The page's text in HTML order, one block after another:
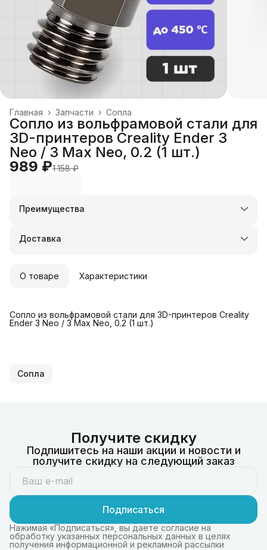
Сопла
Запчасти ›
Главная ›
Сопло из вольфрамовой стали для
3D-принтеров Creality Ender 3
Neo / 3 Max Neo, 0.2 (1 шт.)
989 ₽1 158 ₽
Преимущества
Оплата частями в Сплит
Удобный возврат
Доставка
О товаре Характеристики
Сопло из вольфрамовой стали для 3D-принтеров Creality
Ender 3 Neo / 3 Max Neo, 0.2 (1 шт.)
Сопла
Получите скидку
Подпишитесь на наши акции и новости и
получите скидку на следующий заказ
Подписаться
Нажимая «Подписаться», вы даете согласие на
обработку указанных персональных данных в целях
получения информационной и рекламной рассылки